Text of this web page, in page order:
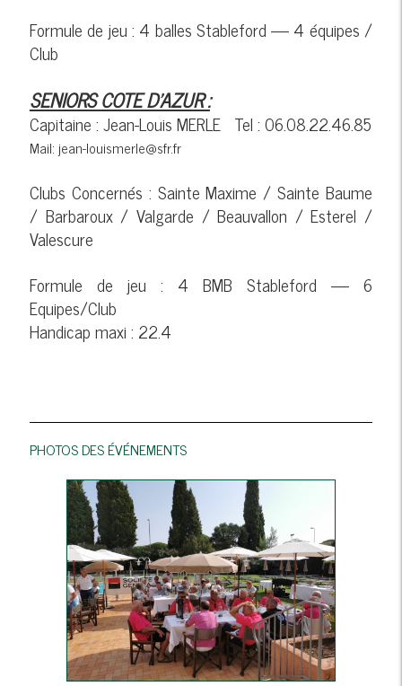
Formule de jeu : 4 balles Stableford ---- 4 équipes /
Club
SENIORS COTE D'AZUR :
Capitaine : Jean-Louis MERLE Tel : 06.08.22.46.85
Mail: jean-louismerle@sfr.fr
Clubs Concernés : Sainte Maxime / Sainte Baume
/ Barbaroux / Valgarde / Beauvallon / Esterel /
Valescure
Formule de jeu : 4 BMB Stableford ---- 6
Equipes/Club
Handicap maxi : 22.4
PHOTOS DES ÉVÉNEMENTS